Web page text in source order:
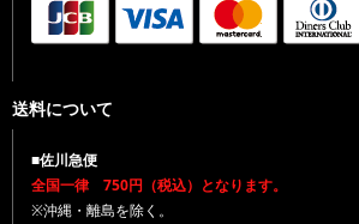
送料について
■佐川急便
全国一律 750円（税込）となります。
※沖縄・離島を除く。